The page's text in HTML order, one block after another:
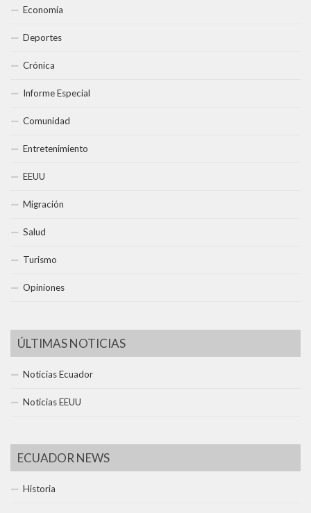
Economía
Deportes
Crónica
Informe Especial
Comunidad
Entretenimiento
EEUU
Migración
Salud
Turismo
Opiniones
ÚLTIMAS NOTICIAS
Noticias Ecuador
Noticias EEUU
ECUADOR NEWS
Historia